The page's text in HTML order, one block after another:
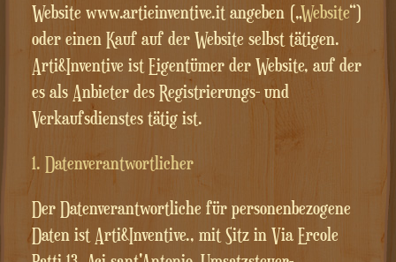
Website www.artieinventive.it angeben („Website“)
oder einen Kauf auf der Website selbst tätigen.
Arti&Inventive ist Eigentümer der Website, auf der
es als Anbieter des Registrierungs- und
Verkaufsdienstes tätig ist.
1. Datenverantwortlicher
Der Datenverantwortliche für personenbezogene
Daten ist Arti&Inventive., mit Sitz in Via Ercole